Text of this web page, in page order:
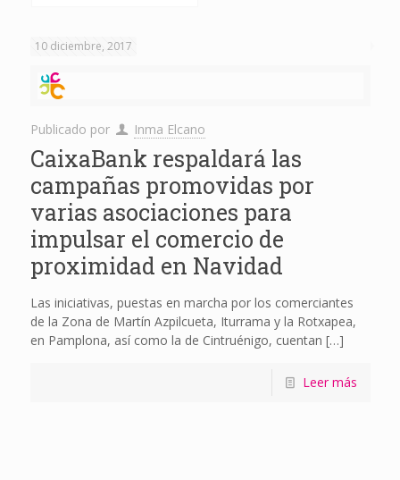
10 diciembre, 2017
Publicado por Inma Elcano
CaixaBank respaldará las
campañas promovidas por
varias asociaciones para
impulsar el comercio de
proximidad en Navidad
Las iniciativas, puestas en marcha por los comerciantes
de la Zona de Martín Azpilcueta, Iturrama y la Rotxapea,
en Pamplona, así como la de Cintruénigo, cuentan […]
Leer más